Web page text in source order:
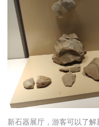
新石器展厅，游客可以了解